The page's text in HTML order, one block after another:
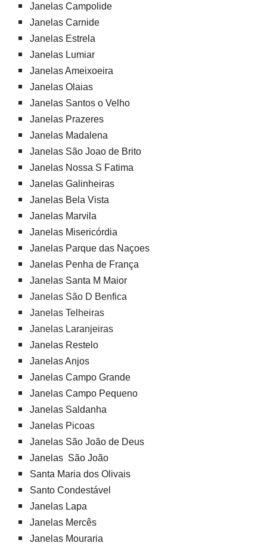
Janelas Campolide
Janelas Carnide
Janelas Estrela
Janelas Lumiar
Janelas Ameixoeira
Janelas Olaias
Janelas Santos o Velho
Janelas Prazeres
Janelas Madalena
Janelas São Joao de Brito
Janelas Nossa S Fatima
Janelas Galinheiras
Janelas Bela Vista
Janelas Marvila
Janelas Misericórdia
Janelas Parque das Naçoes
Janelas Penha de França
Janelas Santa M Maior
Janelas São D Benfica
Janelas Telheiras
Janelas Laranjeiras
Janelas Restelo
Janelas Anjos
Janelas Campo Grande
Janelas Campo Pequeno
Janelas Saldanha
Janelas Picoas
Janelas São João de Deus
Janelas São João
Santa Maria dos Olivais
Santo Condestável
Janelas Lapa
Janelas Mercês
Janelas Mouraria